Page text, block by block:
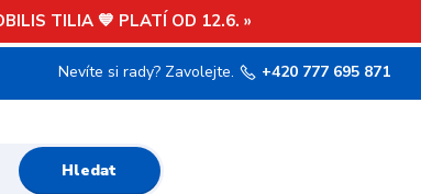
TILIA 💙 PLATÍ OD 12.6. »
Hledat
Nevíte si rady? Zavolejte. +420 777 695 871